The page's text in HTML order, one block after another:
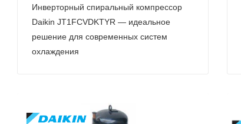
Инверторный спиральный компрессор
Daikin JT1FCVDKTYR — идеальное
решение для современных систем
охлаждения